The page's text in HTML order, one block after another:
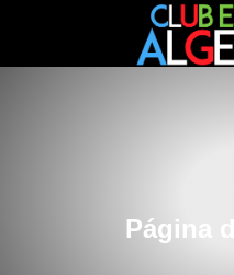
Página